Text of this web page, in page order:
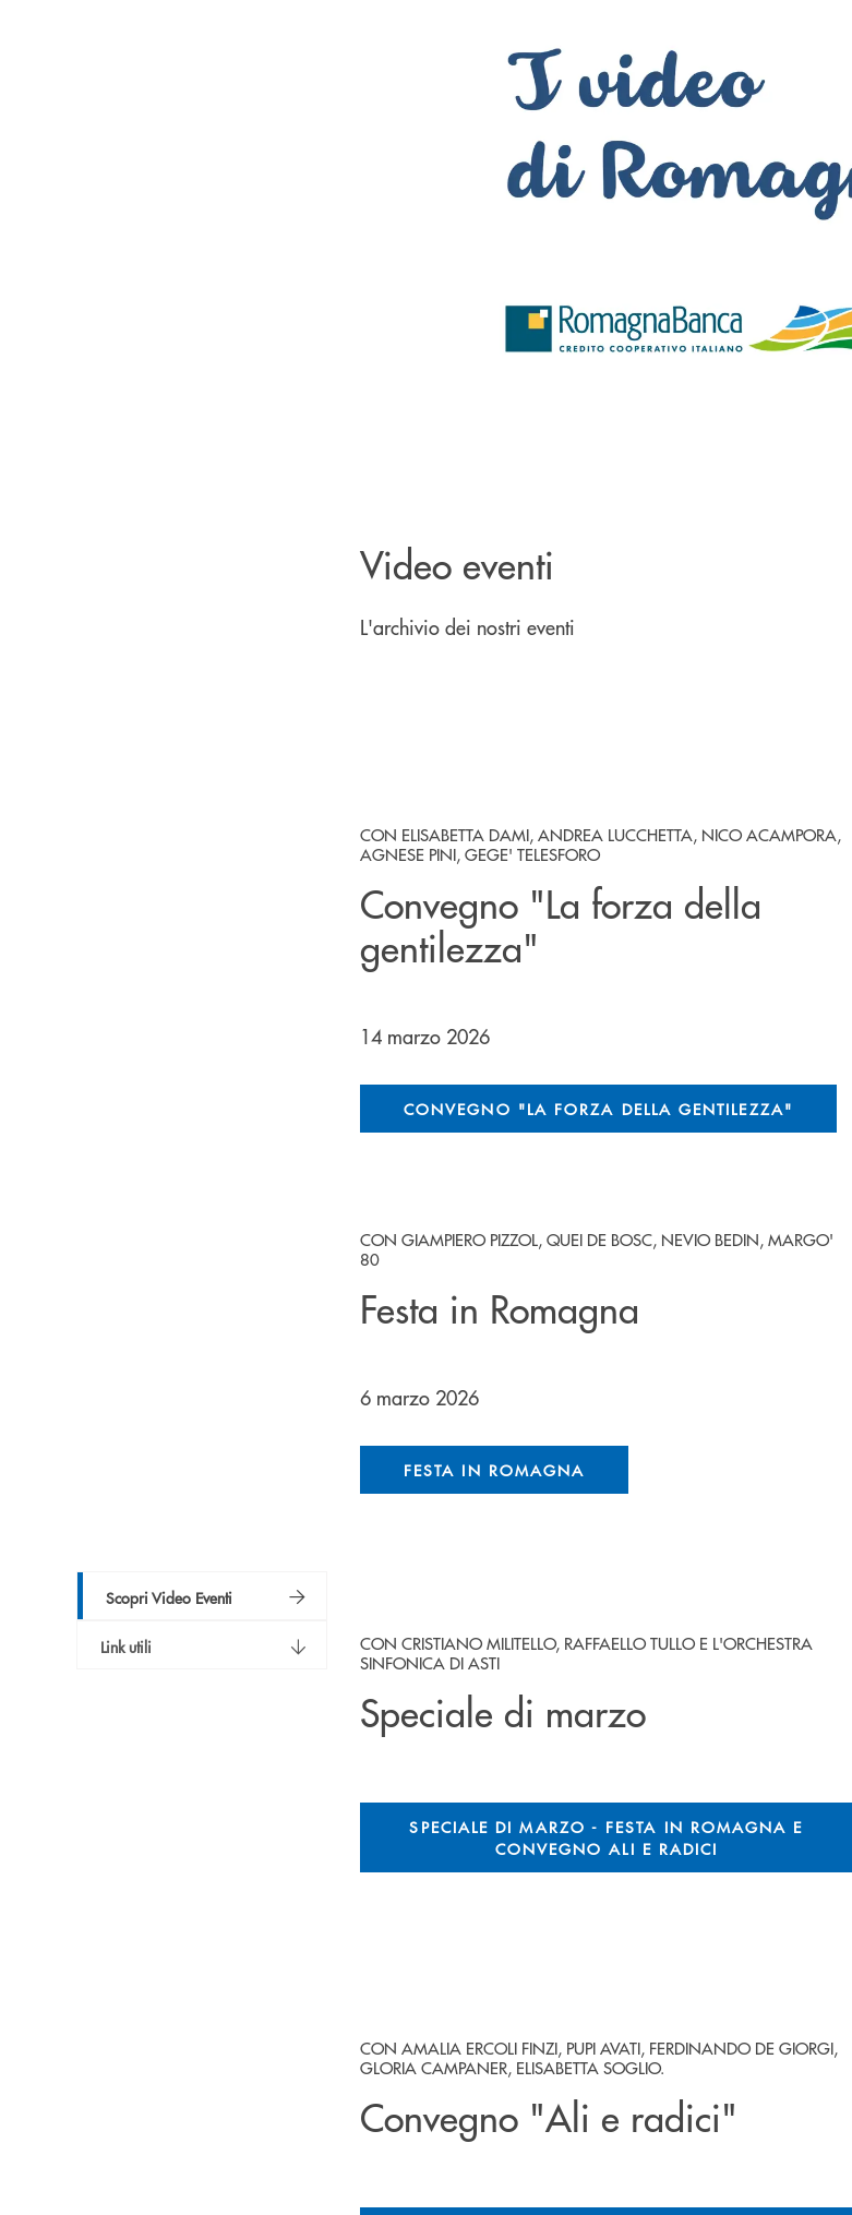
Scopri Video Eventi
Link utili
Video eventi
L'archivio dei nostri eventi
CON ELISABETTA DAMI, ANDREA LUCCHETTA, NICO ACAMPORA,
AGNESE PINI, GEGE' TELESFORO
Convegno "La forza della
gentilezza"
14 marzo 2026
CONVEGNO "LA FORZA DELLA GENTILEZZA"
CON GIAMPIERO PIZZOL, QUEI DE BOSC, NEVIO BEDIN, MARGO'
80
Festa in Romagna
6 marzo 2026
FESTA IN ROMAGNA
CON CRISTIANO MILITELLO, RAFFAELLO TULLO E L'ORCHESTRA
SINFONICA DI ASTI
Speciale di marzo
SPECIALE DI MARZO - FESTA IN ROMAGNA E
CONVEGNO ALI E RADICI
CON AMALIA ERCOLI FINZI, PUPI AVATI, FERDINANDO DE GIORGI,
GLORIA CAMPANER, ELISABETTA SOGLIO.
Convegno "Ali e radici"